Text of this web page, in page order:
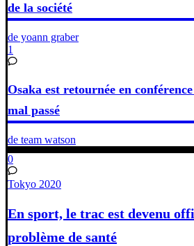
de la société
de yoann graber
1
Osaka est retournée en
mal passé
de team watson
0
Tokyo 2020
En sport, le trac est devenu
problème de santé